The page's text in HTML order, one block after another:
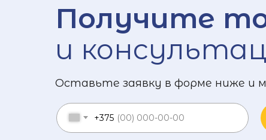
Получите
и
Оставьте заявку в форме ниже и
+375